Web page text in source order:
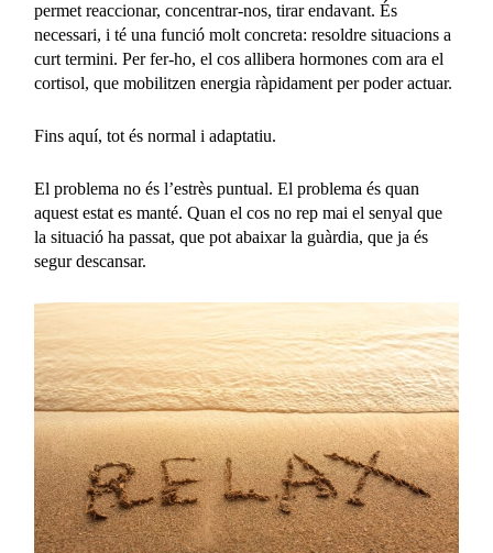
permet reaccionar, concentrar-nos, tirar endavant. És
necessari, i té una funció molt concreta: resoldre situacions a
curt termini. Per fer-ho, el cos allibera hormones com ara el
cortisol, que mobilitzen energia ràpidament per poder actuar.
Fins aquí, tot és normal i adaptatiu.
El problema no és l’estrès puntual. El problema és quan
aquest estat es manté. Quan el cos no rep mai el senyal que
la situació ha passat, que pot abaixar la guàrdia, que ja és
segur descansar.